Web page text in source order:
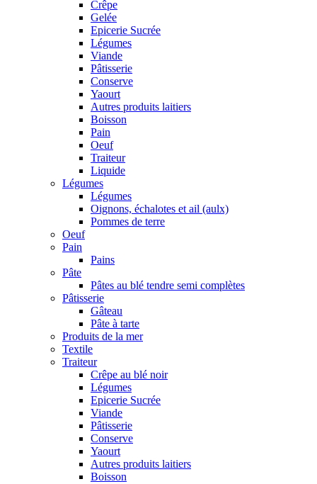
Crêpe
Gelée
Epicerie Sucrée
Légumes
Viande
Pâtisserie
Conserve
Yaourt
Autres produits laitiers
Boisson
Pain
Oeuf
Traiteur
Liquide
Légumes
Légumes
Oignons, échalotes et ail (aulx)
Pommes de terre
Oeuf
Pain
Pains
Pâte
Pâtes au blé tendre semi complètes
Pâtisserie
Gâteau
Pâte à tarte
Produits de la mer
Textile
Traiteur
Crêpe au blé noir
Légumes
Epicerie Sucrée
Viande
Pâtisserie
Conserve
Yaourt
Autres produits laitiers
Boisson